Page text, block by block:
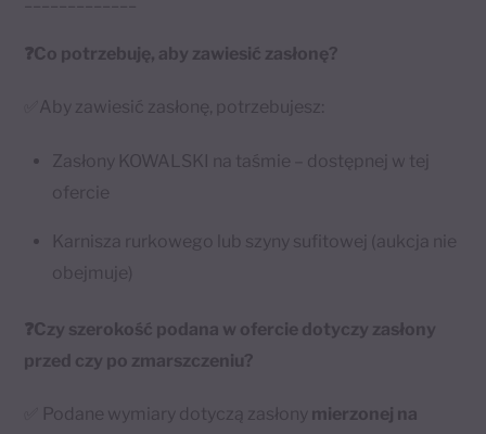
❓Co potrzebuję, aby zawiesić zasłonę?
✅Aby zawiesić zasłonę, potrzebujesz:
Zasłony KOWALSKI na taśmie – dostępnej w tej
ofercie
Karnisza rurkowego lub szyny sufitowej (aukcja nie
obejmuje)
❓Czy szerokość podana w ofercie dotyczy zasłony
przed czy po zmarszczeniu?
✅ Podane wymiary dotyczą zasłony mierzonej na